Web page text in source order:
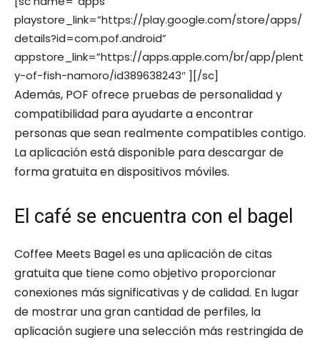
playstore_link=”https://play.google.com/store/apps/
details?id=com.pof.android”
appstore_link=”https://apps.apple.com/br/app/plent
y-of-fish-namoro/id389638243″ ][/sc]
Además, POF ofrece pruebas de personalidad y
compatibilidad para ayudarte a encontrar
personas que sean realmente compatibles contigo.
La aplicación está disponible para descargar de
forma gratuita en dispositivos móviles.
El café se encuentra con el bagel
Coffee Meets Bagel es una aplicación de citas
gratuita que tiene como objetivo proporcionar
conexiones más significativas y de calidad. En lugar
de mostrar una gran cantidad de perfiles, la
aplicación sugiere una selección más restringida de